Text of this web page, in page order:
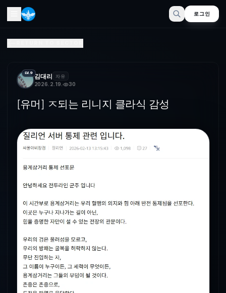
로그인
LV.9 김대리 자유
2026. 2. 19. 30
[유머] ㅈ되는 리니지 클라식 감성